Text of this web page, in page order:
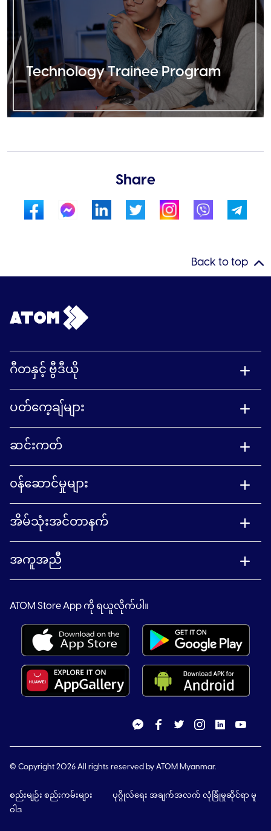
Technology Trainee Program
Share
Back to top
ဂီတနှင့် ဗွီဒီယို
ပတ်ကေ့ချ်များ
ဆင်းကတ်
၀န်ဆောင်မှုများ
အိမ်သုံးအင်တာနက်
အကူအညီ
ATOM Store App ကို ရယူလိုက်ပါ။
© Copyright 2026 All rights reserved by ATOM Myanmar.
စည်းမျဉ်း စည်းကမ်းများ
ပုဂ္ဂိုလ်ရေး အချက်အလက် လုံခြုံမှုဆိုင်ရာ မူ
ဝါဒ